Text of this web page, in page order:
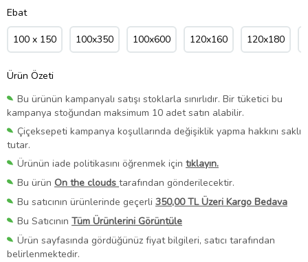
Ebat
100 x 150 100x350 100x600 120x160 120x180
Ürün Özeti
Bu ürünün kampanyalı satışı stoklarla sınırlıdır. Bir tüketici bu
kampanya stoğundan maksimum 10 adet satın alabilir.
Çiçeksepeti kampanya koşullarında değişiklik yapma hakkını saklı
tutar.
Ürünün iade politikasını öğrenmek için tıklayın.
Bu ürün On the clouds tarafından gönderilecektir.
Bu satıcının ürünlerinde geçerli 350,00 TL Üzeri Kargo Bedava
Bu Satıcının Tüm Ürünlerini Görüntüle
Ürün sayfasında gördüğünüz fiyat bilgileri, satıcı tarafından
belirlenmektedir.